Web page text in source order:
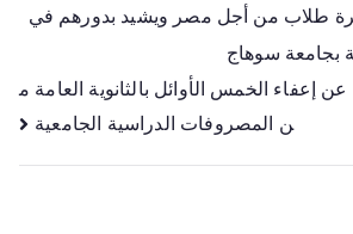
طلاب من أجل مصر ويشيد بدورهم في
بجامعة سوهاج
إعفاء الخمس الأوائل بالثانوية العامة م
ن المصروفات الدراسية الجامعية